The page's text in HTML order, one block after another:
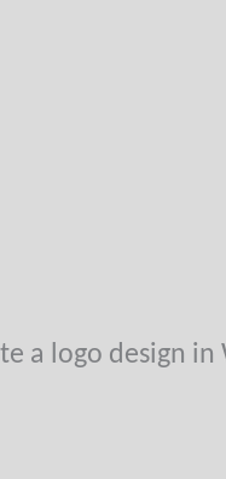
a logo design